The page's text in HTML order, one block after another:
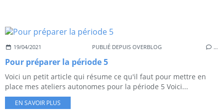
19/04/2021 PUBLIÉ DEPUIS OVERBLOG …
Pour préparer la période 5
Voici un petit article qui résume ce qu'il faut pour mettre en
place mes ateliers autonomes pour la période 5 Voici...
EN SAVOIR PLUS